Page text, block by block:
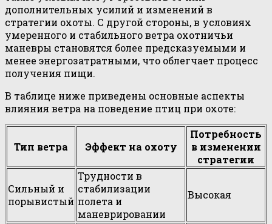
дополнительных усилий и изменений в
стратегии охоты. С другой стороны, в условиях
умеренного и стабильного ветра охотничьи
маневры становятся более предсказуемыми и
менее энергозатратными, что облегчает процесс
получения пищи.
В таблице ниже приведены основные аспекты
влияния ветра на поведение птиц при охоте:
Тип ветра Эффект на охоту
Потребность
в изменении
стратегии
Сильный и
порывистый
Трудности в
стабилизации
полета и
маневрировании
Высокая